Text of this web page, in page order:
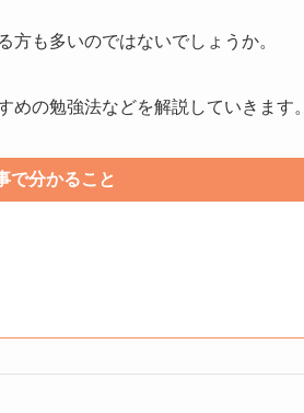
も多いのではないでしょうか。
の勉強法などを解説していきます。
で分かること